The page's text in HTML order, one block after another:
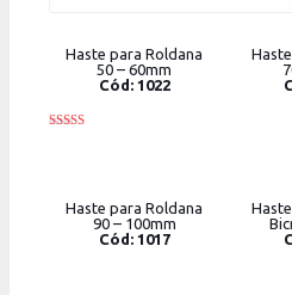
Haste para Roldana
50 – 60mm
Cód: 1022
Haste para Roldana
90 – 100mm
Cód: 1017